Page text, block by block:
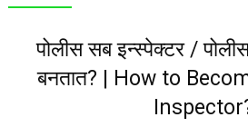
पोलीस सब इन्स्पेक्टर /
बनतात? | How to